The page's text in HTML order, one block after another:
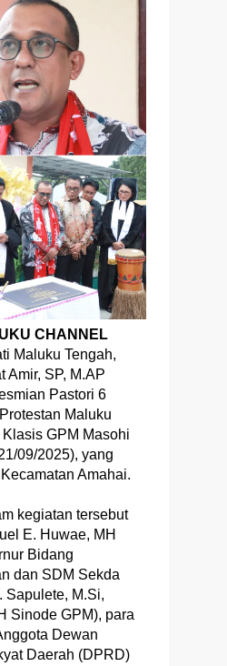
CHANNEL
Maluku Tengah,
Amir, SP, M.AP
Pastori 6
Maluku
GPM Masohi
09/2025), yang
Amahai.
kegiatan tersebut
E. Huwae, MH
Bidang
dan SDM Sekda
Sapulete, M.Si,
Sinode GPM), para
Dewan
Daerah (DPRD)